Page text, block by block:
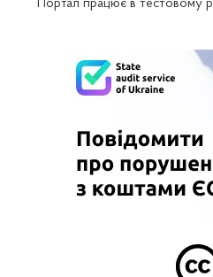
Портал працює в тестовому